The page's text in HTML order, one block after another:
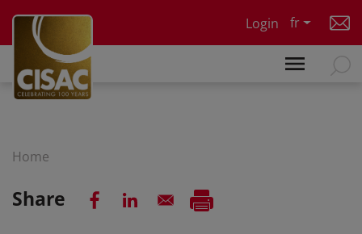
Login
fr
Home
Share